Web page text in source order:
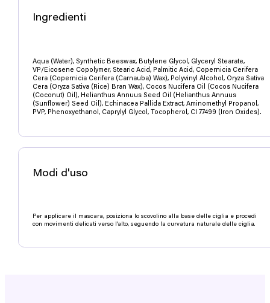
Ingredienti
Aqua (Water), Synthetic Beeswax, Butylene Glycol, Glyceryl Stearate,
VP/Eicosene Copolymer, Stearic Acid, Palmitic Acid, Copernicia Cerifera
Cera (Copernicia Cerifera (Carnauba) Wax), Polyvinyl Alcohol, Oryza Sativa
Cera (Oryza Sativa (Rice) Bran Wax), Cocos Nucifera Oil (Cocos Nucifera
(Coconut) Oil), Helianthus Annuus Seed Oil (Helianthus Annuus
(Sunflower) Seed Oil), Echinacea Pallida Extract, Aminomethyl Propanol,
PVP, Phenoxyethanol, Caprylyl Glycol, Tocopherol, CI 77499 (Iron Oxides).
Modi d'uso
Per applicare il mascara, posiziona lo scovolino alla base delle ciglia e procedi
con movimenti delicati verso l’alto, seguendo la curvatura naturale delle ciglia.